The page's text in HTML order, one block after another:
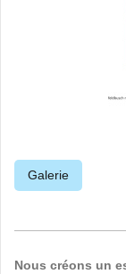
Galerie
Nous créons un